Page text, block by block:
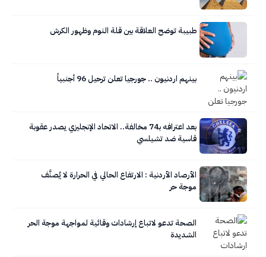
طبيبة توضح العلاقة بين قلة النوم وظهور الكرش
بينهم اردنيون .. جورجيا تعلن ترحيل 96 أجنبياً
بعد اعترافه بـ74 مخالفة.. الاتحاد الإنجليزي يصدر عقوبة
قاسية ضد تشيلسي
الأرصاد الأردنية : الارتفاع الحالي في الحرارة لا يُصنَّف
موجة حر
الصحة تدعو لاتباع إرشادات وقائية لمواجهة موجة الحر
الشديدة